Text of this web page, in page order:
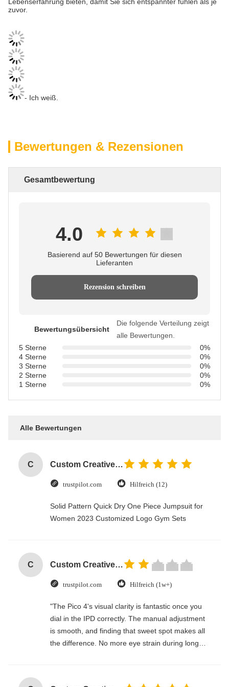
zuvor.
- Ich weiß.
Bewertungen & Rezensionen
Gesamtbewertung
4.0
Basierend auf 50 Bewertungen für diesen
Lieferanten
Rezension schreiben
Bewertungsübersicht
Die folgende Verteilung zeigt
alle Bewertungen.
5 Sterne
0%
4 Sterne
0%
3 Sterne
0%
2 Sterne
0%
1 Sterne
0%
Alle Bewertungen
C Custom Creative Goodie Christmas Kraft Paper Gift Bag with Your Own Logo for Xmas Decorative Party
trustpilot.com Hilfreich (12)
Solid Pattern Quick Dry One Piece Jumpsuit for
Women 2023 Customized Logo Gym Sets
C Custom Creative Goodie Christmas Kraft Paper Gift Bag with Your Own Logo for Xmas Decorative Party
trustpilot.com Hilfreich (1w+)
"The Pico 4's visual clarity is fantastic once you
dial in the IPD correctly. The manual adjustment
is smooth, and finding that sweet spot makes all
the difference. No more eye strain during long